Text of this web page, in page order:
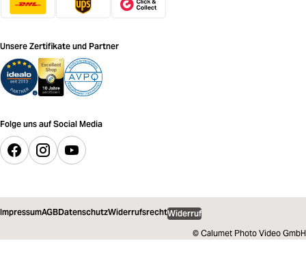
Unsere Zertifikate und Partner
Folge uns auf Social Media
ImpressumAGBDatenschutzWiderrufsrechtWiderruf
© Calumet Photo Video GmbH